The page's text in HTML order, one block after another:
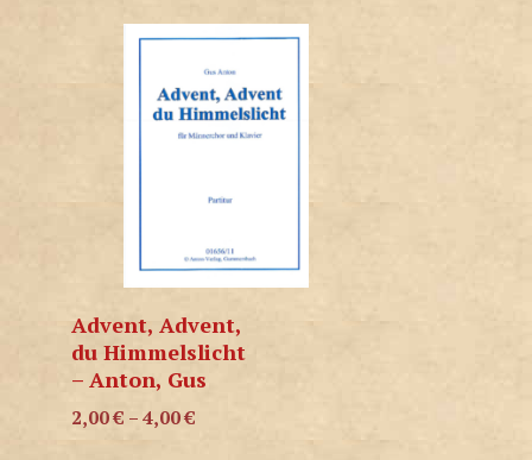
Advent, Advent,
du Himmelslicht
– Anton, Gus
2,00€ – 4,00€